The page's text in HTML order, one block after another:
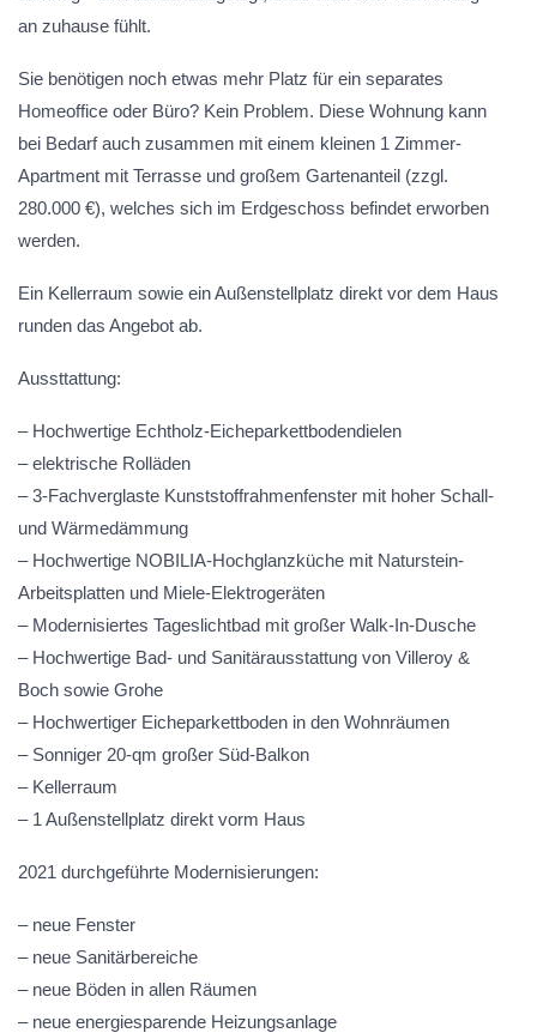
an zuhause fühlt.
Sie benötigen noch etwas mehr Platz für ein separates
Homeoffice oder Büro? Kein Problem. Diese Wohnung kann
bei Bedarf auch zusammen mit einem kleinen 1 Zimmer-
Apartment mit Terrasse und großem Gartenanteil (zzgl.
280.000 €), welches sich im Erdgeschoss befindet erworben
werden.
Ein Kellerraum sowie ein Außenstellplatz direkt vor dem Haus
runden das Angebot ab.
Aussttattung:
– Hochwertige Echtholz-Eicheparkettbodendielen
– elektrische Rolläden
– 3-Fachverglaste Kunststoffrahmenfenster mit hoher Schall-
und Wärmedämmung
– Hochwertige NOBILIA-Hochglanzküche mit Naturstein-
Arbeitsplatten und Miele-Elektrogeräten
– Modernisiertes Tageslichtbad mit großer Walk-In-Dusche
– Hochwertige Bad- und Sanitärausstattung von Villeroy &
Boch sowie Grohe
– Hochwertiger Eicheparkettboden in den Wohnräumen
– Sonniger 20-qm großer Süd-Balkon
– Kellerraum
– 1 Außenstellplatz direkt vorm Haus
2021 durchgeführte Modernisierungen:
– neue Fenster
– neue Sanitärbereiche
– neue Böden in allen Räumen
– neue energiesparende Heizungsanlage